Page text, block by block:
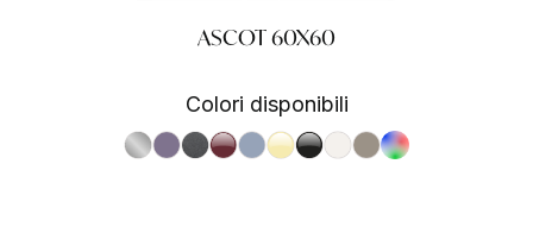
ASCOT 60X60
Colori disponibili
S.Steel SS
Ametista AA
Antracite AN
Bordeaux BR
Celeste CE
Crema CR
Nero BA
Nuvola NA
Sabbia SA
RAL